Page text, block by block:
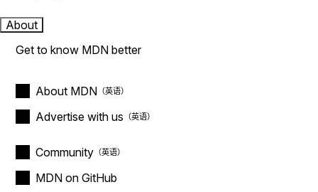
About
Get to know MDN better
About MDN
Advertise with us
Community
MDN on GitHub